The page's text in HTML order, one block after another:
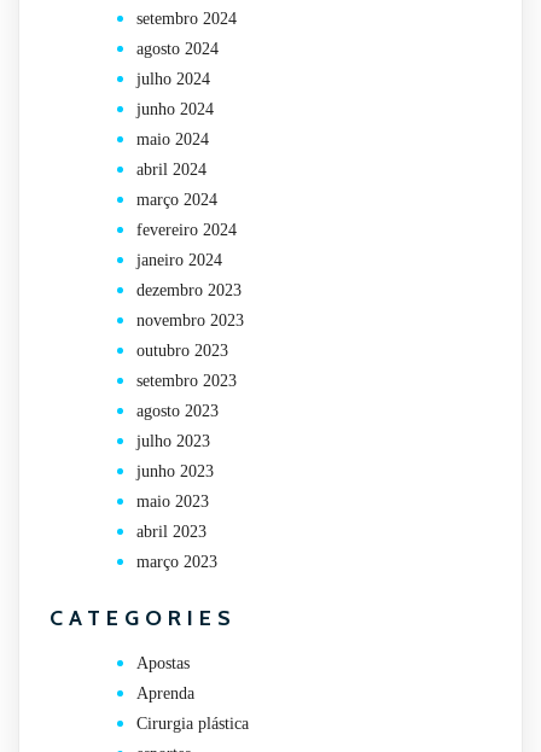
setembro 2024
agosto 2024
julho 2024
junho 2024
maio 2024
abril 2024
março 2024
fevereiro 2024
janeiro 2024
dezembro 2023
novembro 2023
outubro 2023
setembro 2023
agosto 2023
julho 2023
junho 2023
maio 2023
abril 2023
março 2023
CATEGORIES
Apostas
Aprenda
Cirurgia plástica